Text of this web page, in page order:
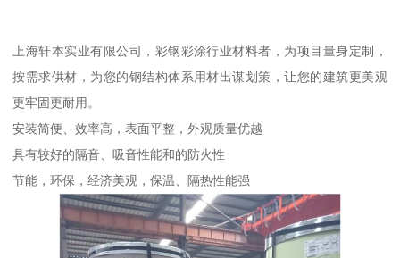
上海轩本实业有限公司，彩钢彩涂行业材料者，为项目量身定制，
按需求供材，为您的钢结构体系用材出谋划策，让您的建筑更美观
更牢固更耐用。
安装简便、效率高，表面平整，外观质量优越
具有较好的隔音、吸音性能和的防火性
节能，环保，经济美观，保温、隔热性能强